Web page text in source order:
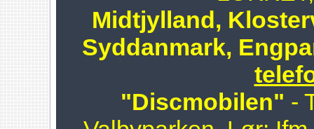
Midtjylland,
Syddanmark,
"Discmobilen" -